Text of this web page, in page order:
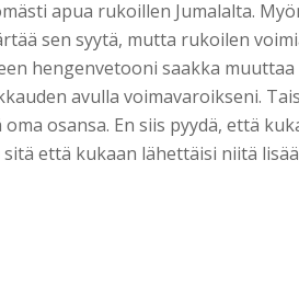
apua rukoillen Jumalalta.
sen syytä, mutta rukoilen
hengenvetooni saakka
avulla voimavaroikseni.
osansa. En siis pyydä, että
että kukaan lähettäisi niitä